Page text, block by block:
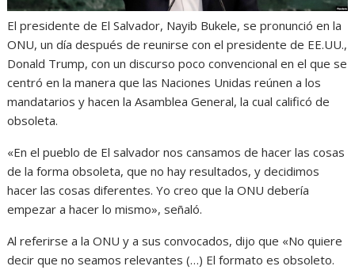
El presidente de El Salvador, Nayib Bukele, se pronunció en la
ONU, un día después de reunirse con el presidente de EE.UU.,
Donald Trump, con un discurso poco convencional en el que se
centró en la manera que las Naciones Unidas reúnen a los
mandatarios y hacen la Asamblea General, la cual calificó de
obsoleta.
«En el pueblo de El salvador nos cansamos de hacer las cosas
de la forma obsoleta, que no hay resultados, y decidimos
hacer las cosas diferentes. Yo creo que la ONU debería
empezar a hacer lo mismo», señaló.
Al referirse a la ONU y a sus convocados, dijo que «No quiere
decir que no seamos relevantes (…) El formato es obsoleto.